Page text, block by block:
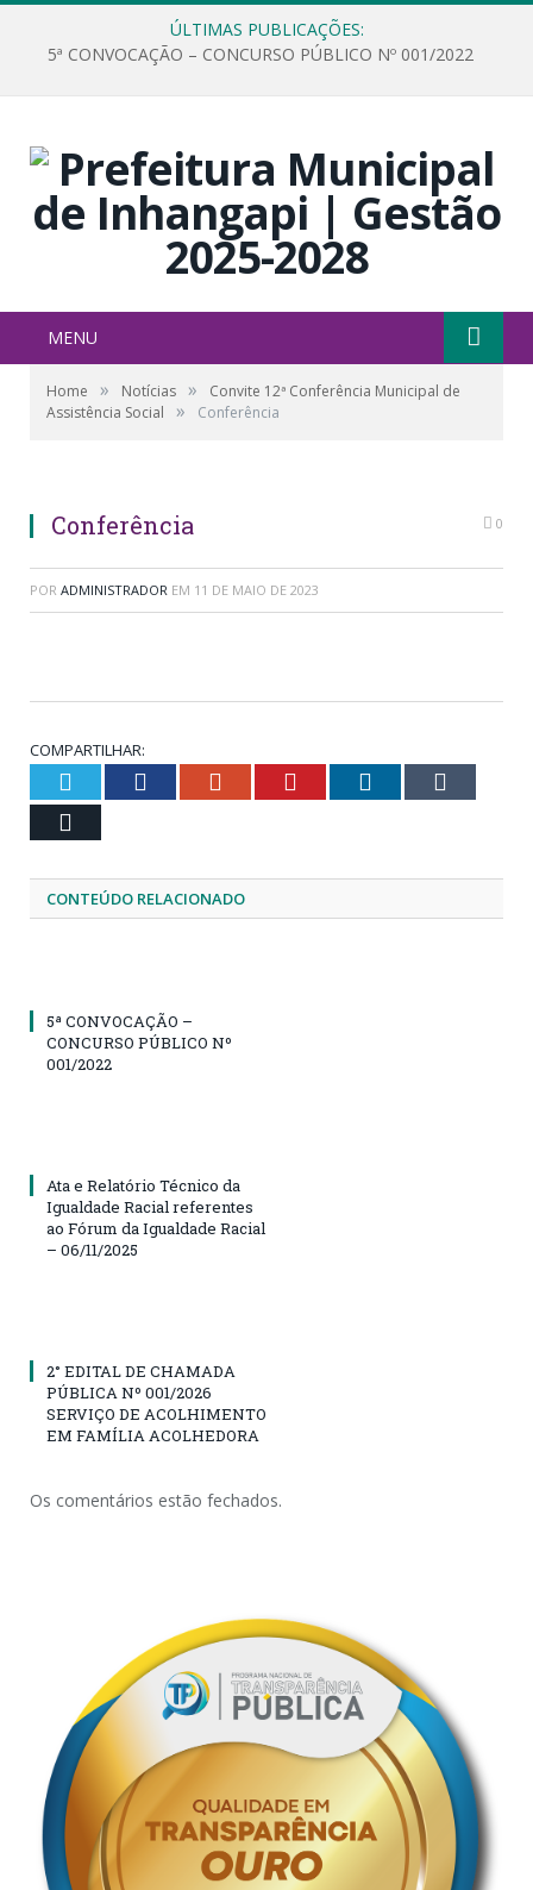
ÚLTIMAS PUBLICAÇÕES:
5ª CONVOCAÇÃO – CONCURSO PÚBLICO Nº 001/2022
MENU
Home » Notícias »
Convite 12ª Conferência Municipal de
Assistência Social
» Conferência
Conferência 0
POR ADMINISTRADOR EM 11 DE MAIO DE 2023
COMPARTILHAR:
Twitter Facebook Google+ Pinterest LinkedIn
CONTEÚDO RELACIONADO
5ª CONVOCAÇÃO –
CONCURSO PÚBLICO Nº
001/2022
Ata e Relatório Técnico da
Igualdade Racial referentes
ao Fórum da Igualdade Racial
– 06/11/2025
2° EDITAL DE CHAMADA
PÚBLICA Nº 001/2026
SERVIÇO DE ACOLHIMENTO
EM FAMÍLIA ACOLHEDORA
Os comentários estão fechados.